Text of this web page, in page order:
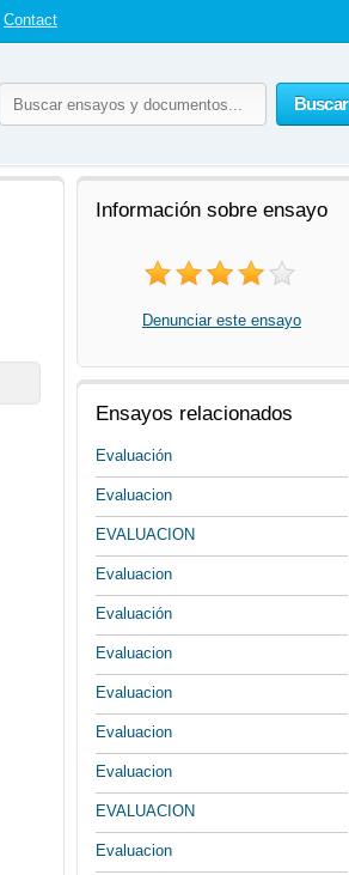
Contact
Buscar
Información sobre ensayo
Denunciar este ensayo
Ensayos relacionados
Evaluación
Evaluacion
EVALUACION
Evaluacion
Evaluación
Evaluacion
Evaluacion
Evaluacion
Evaluacion
EVALUACION
Evaluacion